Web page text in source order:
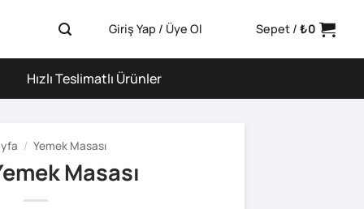
Giriş Yap / Üye Ol Sepet / ₺0
Hızlı Teslimatlı Ürünler
/ Yemek Masası
Masası